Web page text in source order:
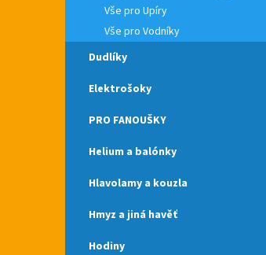
Vše pro Upíry
Vše pro Vodníky
Dudlíky
Elektrošoky
PRO FANOUŠKY
Helium a balónky
Hlavolamy a kouzla
Hmyz a jiná havěť
Hodiny